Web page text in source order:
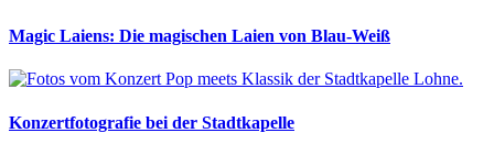
Magic Laiens: Die magischen Laien von Blau-Weiß
Konzertfotografie bei der Stadtkapelle